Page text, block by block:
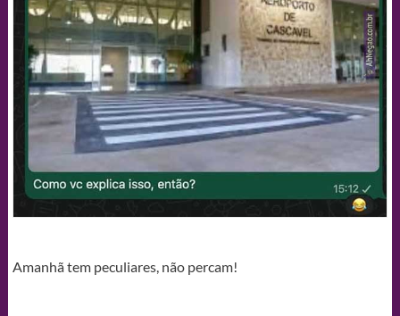
Amanhã tem peculiares, não percam!